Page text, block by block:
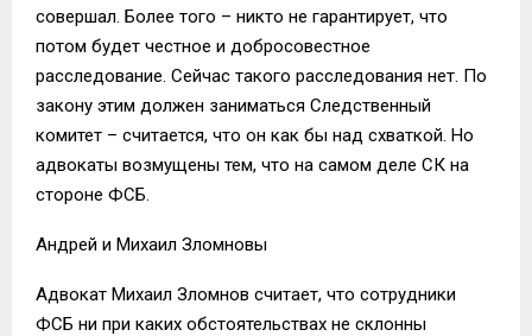
совершал. Более того – никто не гарантирует, что
потом будет честное и добросовестное
расследование. Сейчас такого расследования нет. По
закону этим должен заниматься Следственный
комитет – считается, что он как бы над схваткой. Но
адвокаты возмущены тем, что на самом деле СК на
стороне ФСБ.
Андрей и Михаил Зломновы
Адвокат Михаил Зломнов считает, что сотрудники
ФСБ ни при каких обстоятельствах не склонны